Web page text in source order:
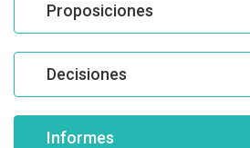
Proposiciones
Decisiones
Informes